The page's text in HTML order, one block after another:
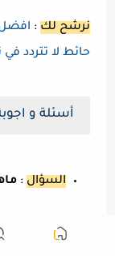
نرشح لك :
حائط لا تتردد في
أسئلة و
السؤال :
الجواب